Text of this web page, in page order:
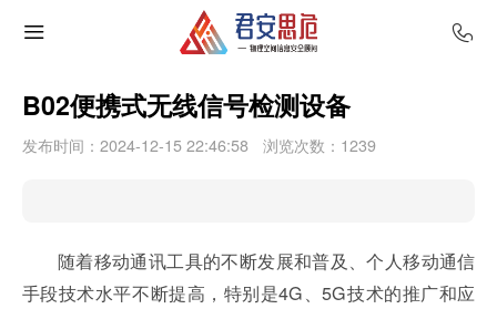
B02便携式无线信号检测设备
发布时间：2024-12-15 22:46:58 浏览次数： 1239
随着移动通讯工具的不断发展和普及、个人移动通信
手段技术水平不断提高，特别是4G、5G技术的推广和应